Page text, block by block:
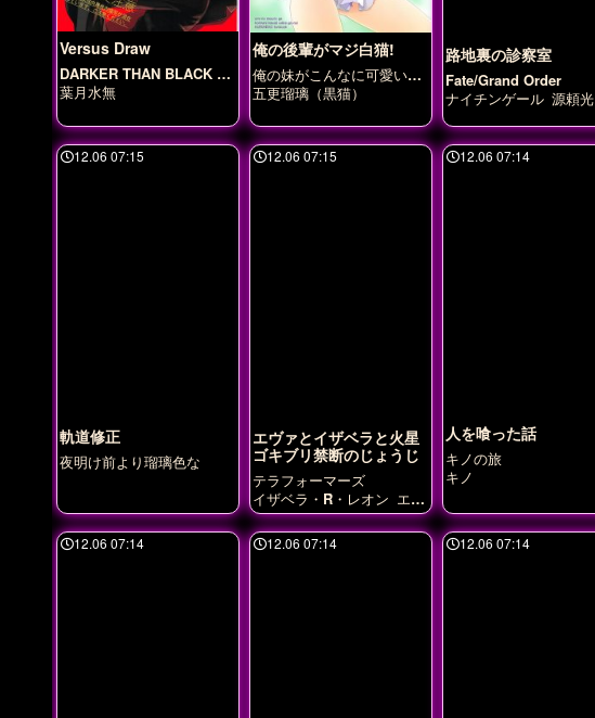
Versus Draw
DARKER THAN BLACK ～
黒の契約者～
葉月水無
俺の後輩がマジ白猫!
俺の妹がこんなに可愛いわ
けがない
五更瑠璃（黒猫）
路地裏の診察室
Fate/Grand Order
ナイチンゲール 源頼光
12.06 07:15
軌道修正
夜明け前より瑠璃色な
12.06 07:15
エヴァとイザベラと火星
ゴキブリ禁断のじょうじ
テラフォーマーズ
イザベラ・R・レオン エヴ
ァ・フロスト
12.06 07:14
人を喰った話
キノの旅
キノ
12.06 07:14 12.06 07:14 12.06 07:14